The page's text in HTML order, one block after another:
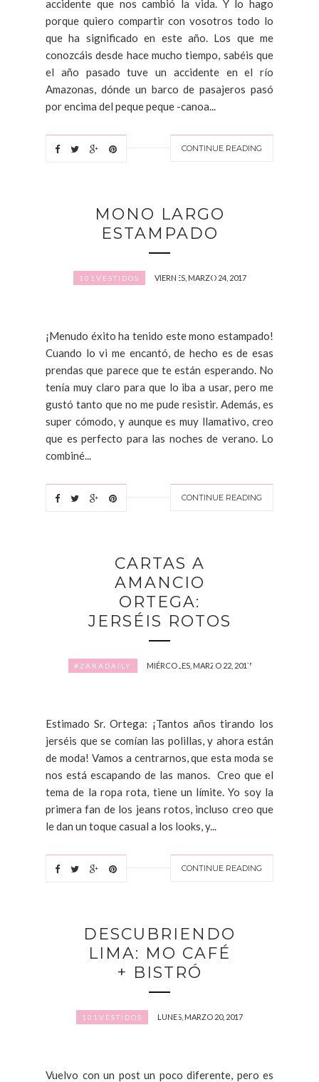
accidente que nos cambió la vida. Y lo hago
porque quiero compartir con vosotros todo lo
que ha significado en este año. Los que me
conozcáis desde hace mucho tiempo, sabéis que
el año pasado tuve un accidente en el río
Amazonas, dónde un barco de pasajeros pasó
por encima del peque peque -canoa...
CONTINUE READING
MONO LARGO
ESTAMPADO
101VESTIDOS VIERNES, MARZO 24, 2017
¡Menudo éxito ha tenido este mono estampado!
Cuando lo vi me encantó, de hecho es de esas
prendas que parece que te están esperando. No
tenía muy claro para que lo iba a usar, pero me
gustó tanto que no me pude resistir. Además, es
super cómodo, y aunque es muy llamativo, creo
que es perfecto para las noches de verano. Lo
combiné...
CONTINUE READING
CARTAS A
AMANCIO
ORTEGA:
JERSÉIS ROTOS
#ZARADAILY MIÉRCOLES, MARZO 22, 2017
Estimado Sr. Ortega: ¡Tantos años tirando los
jerséis que se comían las polillas, y ahora están
de moda! Vamos a centrarnos, que esta moda se
nos está escapando de las manos. Creo que el
tema de la ropa rota, tiene un límite. Yo soy la
primera fan de los jeans rotos, incluso creo que
le dan un toque casual a los looks, y...
CONTINUE READING
DESCUBRIENDO
LIMA: MO CAFÉ
+ BISTRÓ
101VESTIDOS LUNES, MARZO 20, 2017
Vuelvo con un post un poco diferente, pero es